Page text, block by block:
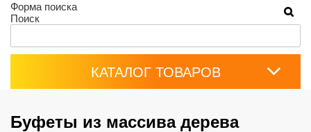
Форма поиска
Поиск
КАТАЛОГ ТОВАРОВ
Буфеты из массива дерева